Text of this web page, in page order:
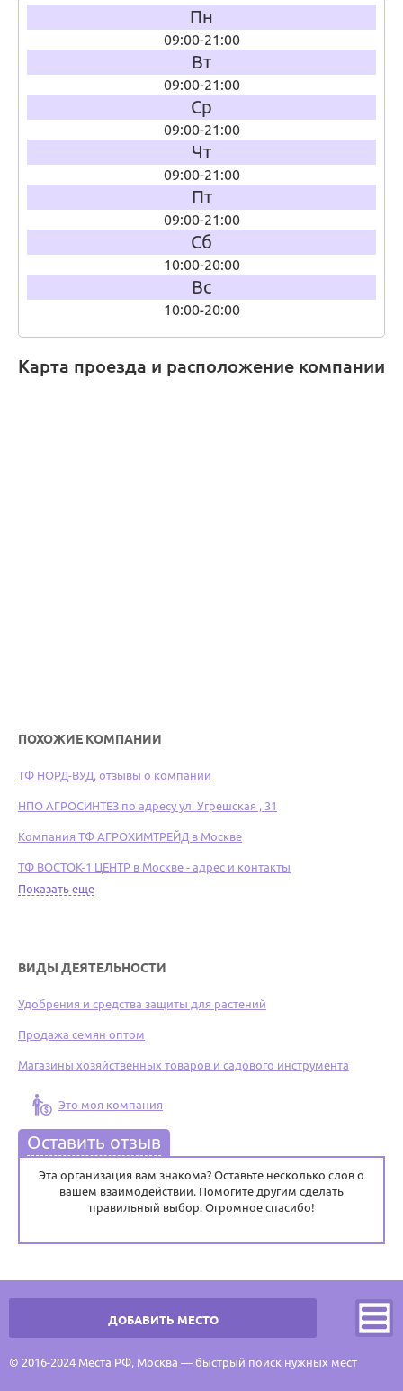
Пн
09:00-21:00
Вт
09:00-21:00
Ср
09:00-21:00
Чт
09:00-21:00
Пт
09:00-21:00
Сб
10:00-20:00
Вс
10:00-20:00
Карта проезда и расположение компании
ПОХОЖИЕ КОМПАНИИ
ТФ НОРД-ВУД, отзывы о компании
НПО АГРОСИНТЕЗ по адресу ул. Угрешская , 31
Компания ТФ АГРОХИМТРЕЙД в Москве
ТФ ВОСТОК-1 ЦЕНТР в Москве - адрес и контакты
Показать еще
ВИДЫ ДЕЯТЕЛЬНОСТИ
Удобрения и средства защиты для растений
Продажа семян оптом
Магазины хозяйственных товаров и садового инструмента
Это моя компания
Оставить отзыв
Эта организация вам знакома? Оставьте несколько слов о
вашем взаимодействии. Помогите другим сделать
правильный выбор. Огромное спасибо!
ДОБАВИТЬ МЕСТО
© 2016-2024 Места РФ, Москва — быстрый поиск нужных мест